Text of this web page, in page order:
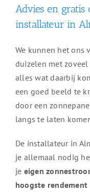
Advies en gratis
installateur in
We kunnen het ons
duizelen met
alles wat daarbij
een goed beeld te
door een
langs te laten
De installateur in
je allemaal nodig
je eigen
hoogste rendement